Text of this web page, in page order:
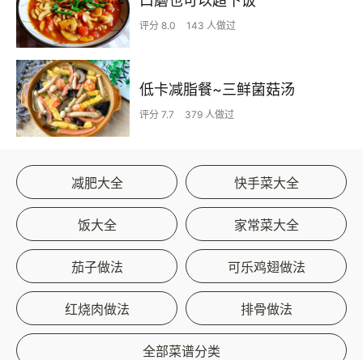
评分 8.0 143 人做过
低卡减脂餐~三鲜菌菇汤
评分 7.7 379 人做过
减肥大全 快手菜大全
饭大全 家常菜大全
茄子做法 可乐鸡翅做法
红烧肉做法 排骨做法
全部菜谱分类